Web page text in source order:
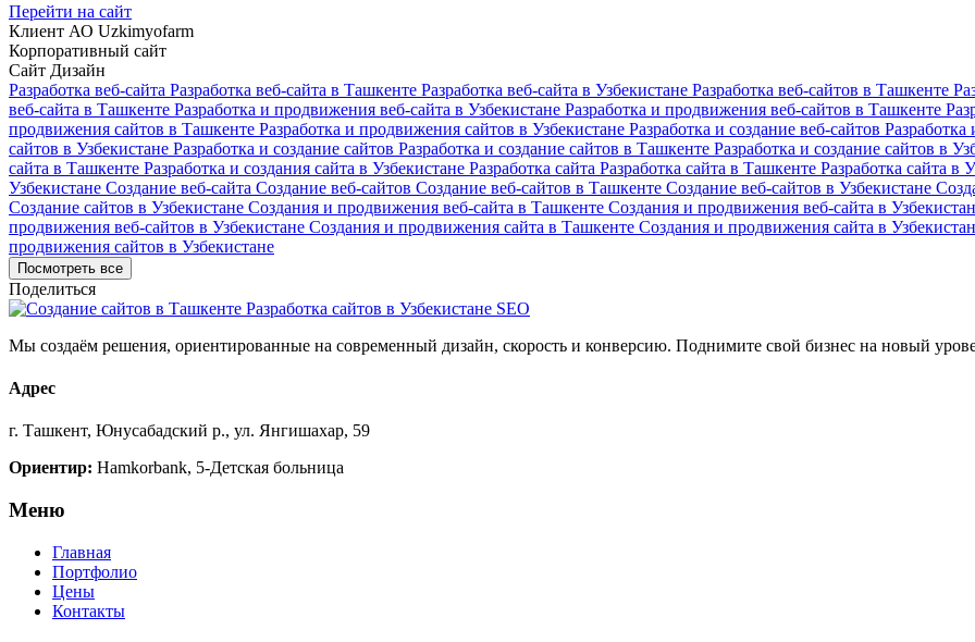
Перейти на сайт
Клиент АО Uzkimyofarm
Корпоративный сайт
Сайт Дизайн
Разработка веб-сайта Разработка веб-сайта в Ташкенте Разработка веб-сайта в Узбекистане Разработка веб-сайтов в Ташкенте
веб-сайта в Ташкенте Разработка и продвижения веб-сайта в Узбекистане Разработка и продвижения веб-сайтов в Ташкенте
продвижения сайтов в Ташкенте Разработка и продвижения сайтов в Узбекистане Разработка и создание веб-сайтов
сайтов в Узбекистане Разработка и создание сайтов Разработка и создание сайтов в Ташкенте Разработка и создание сайтов в
сайта в Ташкенте Разработка и создания сайта в Узбекистане Разработка сайта Разработка сайта в Ташкенте Разработка сайта в
Узбекистане Создание веб-сайта Создание веб-сайтов Создание веб-сайтов в Ташкенте Создание веб-сайтов в Узбекистане
Создание сайтов в Узбекистане Создания и продвижения веб-сайта в Ташкенте Создания и продвижения веб-сайта в
продвижения веб-сайтов в Узбекистане Создания и продвижения сайта в Ташкенте Создания и продвижения сайта в
продвижения сайтов в Узбекистане
Посмотреть все
Поделиться
Мы создаём решения, ориентированные на современный дизайн, скорость и конверсию. Поднимите свой бизнес на новый
Адрес
г. Ташкент, Юнусабадский р., ул. Янгишахар, 59
Ориентир: Hamkorbank, 5-Детская больница
Меню
Главная
Портфолио
Цены
Контакты